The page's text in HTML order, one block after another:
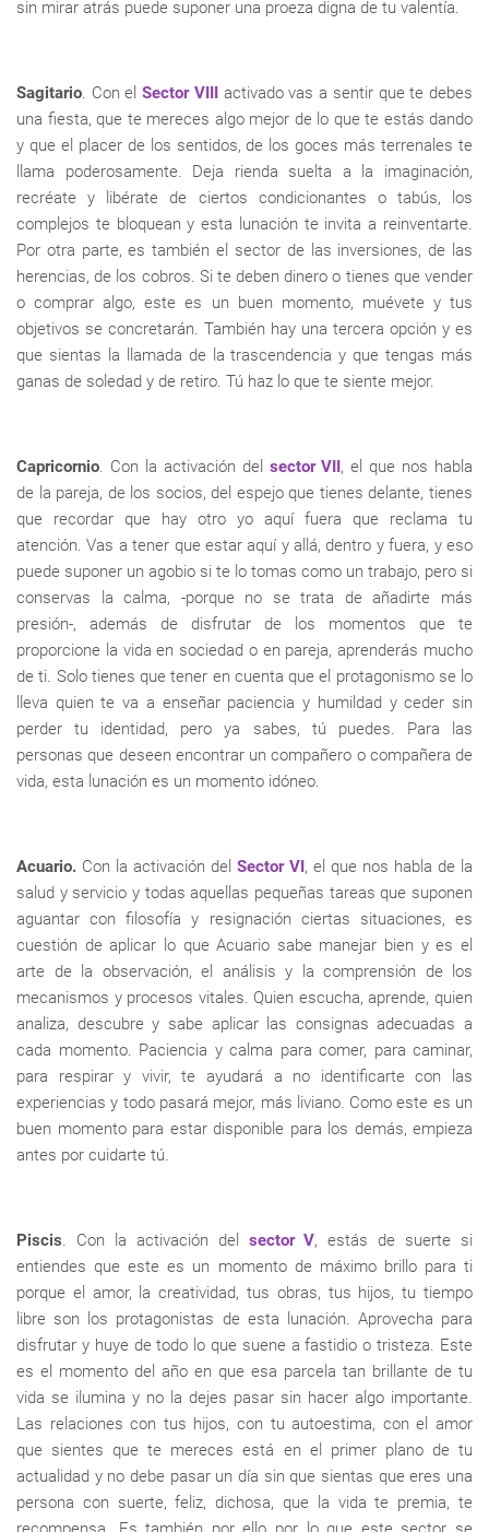
sin mirar atrás puede suponer una proeza digna de tu valentía.
Sagitario. Con elSector VIIIactivado vas a sentir que te debes
una fiesta, que te mereces algo mejor de lo que te estás dando
y que el placer de los sentidos, de los goces más terrenales te
llama poderosamente. Deja rienda suelta a la imaginación,
recréate y libérate de ciertos condicionantes o tabús, los
complejos te bloquean y esta lunación te invita a reinventarte.
Por otra parte, es también el sector de las inversiones, de las
herencias, de los cobros. Si te deben dinero o tienes que vender
o comprar algo, este es un buen momento, muévete y tus
objetivos se concretarán. También hay una tercera opción y es
que sientas la llamada de la trascendencia y que tengas más
ganas de soledad y de retiro. Tú haz lo que te siente mejor.
Capricornio. Con la activación del sector VII, el que nos habla
de la pareja, de los socios, del espejo que tienes delante, tienes
que recordar que hay otro yo aquí fuera que reclama tu
atención. Vas a tener que estar aquí y allá, dentro y fuera, y eso
puede suponer un agobio si te lo tomas como un trabajo, pero si
conservas la calma, -porque no se trata de añadirte más
presión-, además de disfrutar de los momentos que te
proporcione la vida en sociedad o en pareja, aprenderás mucho
de ti. Solo tienes que tener en cuenta que el protagonismo se lo
lleva quien te va a enseñar paciencia y humildad y ceder sin
perder tu identidad, pero ya sabes, tú puedes. Para las
personas que deseen encontrar un compañero o compañera de
vida, esta lunación es un momento idóneo.
Acuario. Con la activación del Sector VI, el que nos habla de la
salud y servicio y todas aquellas pequeñas tareas que suponen
aguantar con filosofía y resignación ciertas situaciones, es
cuestión de aplicar lo que Acuario sabe manejar bien y es el
arte de la observación, el análisis y la comprensión de los
mecanismos y procesos vitales. Quien escucha, aprende, quien
analiza, descubre y sabe aplicar las consignas adecuadas a
cada momento. Paciencia y calma para comer, para caminar,
para respirar y vivir, te ayudará a no identificarte con las
experiencias y todo pasará mejor, más liviano. Como este es un
buen momento para estar disponible para los demás, empieza
antes por cuidarte tú.
Piscis. Con la activación del sector V, estás de suerte si
entiendes que este es un momento de máximo brillo para ti
porque el amor, la creatividad, tus obras, tus hijos, tu tiempo
libre son los protagonistas de esta lunación. Aprovecha para
disfrutar y huye de todo lo que suene a fastidio o tristeza. Este
es el momento del año en que esa parcela tan brillante de tu
vida se ilumina y no la dejes pasar sin hacer algo importante.
Las relaciones con tus hijos, con tu autoestima, con el amor
que sientes que te mereces está en el primer plano de tu
actualidad y no debe pasar un día sin que sientas que eres una
persona con suerte, feliz, dichosa, que la vida te premia, te